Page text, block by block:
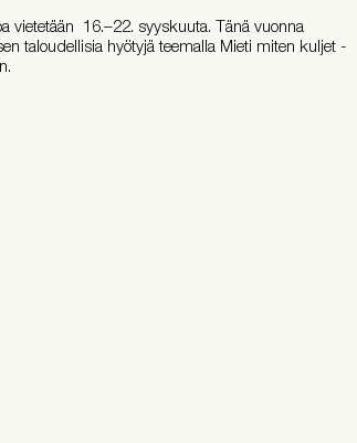
vietetään 16.–22. syyskuuta. Tänä vuonna
taloudellisia hyötyjä teemalla Mieti miten kuljet -